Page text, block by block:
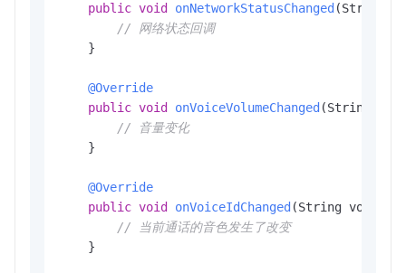
public void onNetworkStatusChanged (String
// 网络状态回调
    }
@Override
public void onVoiceVolumeChanged (String
// 音量变化
    }
@Override
public void onVoiceIdChanged (String voiceId)
// 当前通话的音色发生了改变
    }